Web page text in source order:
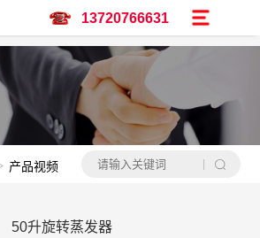
13720766631
> 产品视频
50升旋转蒸发器